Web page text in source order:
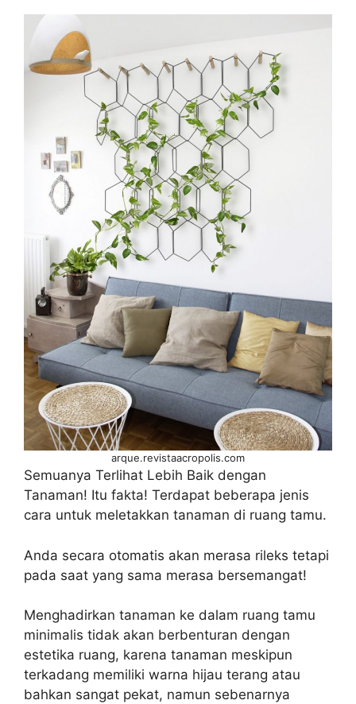
arque.revistaacropolis.com
Semuanya Terlihat Lebih Baik dengan
Tanaman! Itu fakta! Terdapat beberapa jenis
cara untuk meletakkan tanaman di ruang tamu.
Anda secara otomatis akan merasa rileks tetapi
pada saat yang sama merasa bersemangat!
Menghadirkan tanaman ke dalam ruang tamu
minimalis tidak akan berbenturan dengan
estetika ruang, karena tanaman meskipun
terkadang memiliki warna hijau terang atau
bahkan sangat pekat, namun sebenarnya